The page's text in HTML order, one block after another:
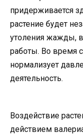
придерживается
растение будет
утоления жажды,
работы. Во время
нормализует
деятельность.
Воздействие
действием